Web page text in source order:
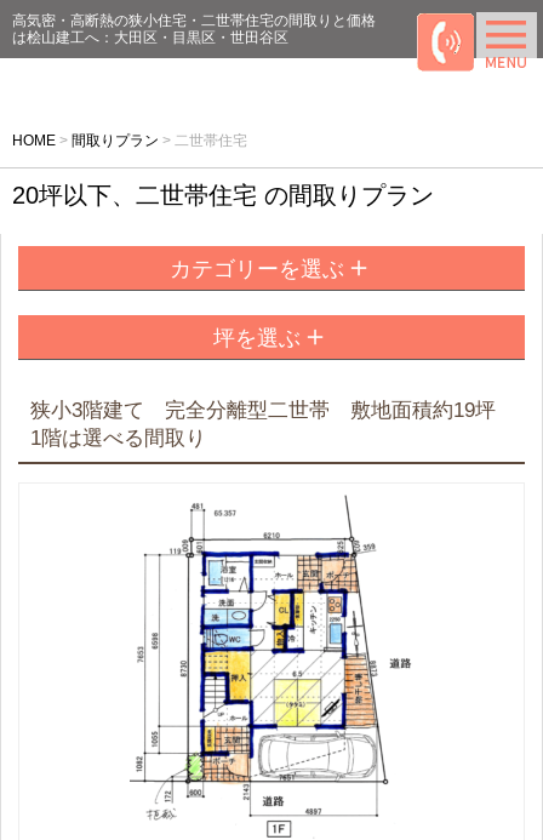
高気密・高断熱の狭小住宅・二世帯住宅の間取りと価格
は桧山建工へ：大田区・目黒区・世田谷区
HOME > 間取りプラン > 二世帯住宅
20坪以下、二世帯住宅 の間取りプラン
カテゴリーを選ぶ ＋
坪を選ぶ ＋
狭小3階建て 完全分離型二世帯 敷地面積約19坪
1階は選べる間取り